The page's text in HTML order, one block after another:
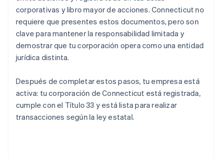
corporativas y libro mayor de acciones. Connecticut no
requiere que presentes estos documentos, pero son
clave para mantener la responsabilidad limitada y
demostrar que tu corporación opera como una entidad
jurídica distinta.
Después de completar estos pasos, tu empresa está
activa: tu corporación de Connecticut está registrada,
cumple con el Título 33 y está lista para realizar
transacciones según la ley estatal.